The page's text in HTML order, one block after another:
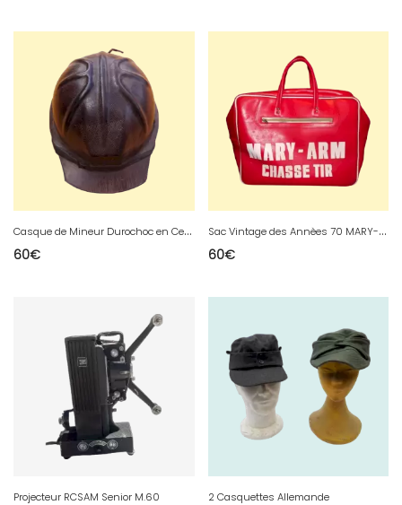
C
asque de Mineur Durochoc en Celoron 3
60€
S
ac Vintage des Annèes 70 MARY-ARM
60€
Projecteur RCSAM Senior M.60 2 Casquettes Allemande